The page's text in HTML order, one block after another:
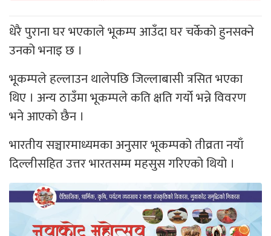
धेरै पुराना घर भएकाले भूकम्प आउँदा घर चर्केको हुनसक्ने
उनको भनाइ छ ।
भूकम्पले हल्लाउन थालेपछि जिल्लाबासी त्रसित भएका
थिए । अन्य ठाउँमा भूकम्पले कति क्षति गर्यो भन्ने विवरण
भने आएको छैन ।
भारतीय सञ्चारमाध्यमका अनुसार भूकम्पको तीव्रता नयाँ
दिल्लीसहित उत्तर भारतसम्म महसुस गरिएको थियो ।